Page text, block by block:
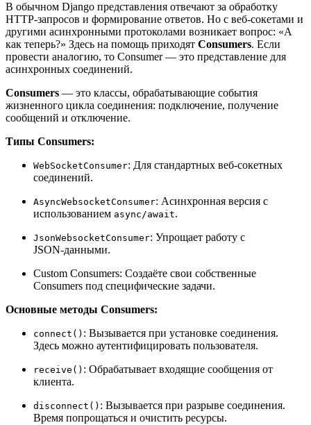
В обычном Django представления отвечают за обработку
HTTP-запросов и формирование ответов. Но с веб-сокетами и
другими асинхронными протоколами возникает вопрос: «А
как теперь?» Здесь на помощь приходят Consumers. Если
провести аналогию, то Consumer — это представление для
асинхронных соединений.
Consumers — это классы, обрабатывающие события
жизненного цикла соединения: подключение, получение
сообщений и отключение.
Типы Consumers:
WebSocketConsumer: Для стандартных веб-сокетных
соединений.
AsyncWebsocketConsumer: Асинхронная версия с
использованием async/await.
JsonWebsocketConsumer: Упрощает работу с
JSON‑данными.
Custom Consumers: Создаёте свои собственные
Consumers под специфические задачи.
Основные методы Consumers:
connect() : Вызывается при установке соединения.
Здесь можно аутентифицировать пользователя.
receive() : Обрабатывает входящие сообщения от
клиента.
disconnect() : Вызывается при разрыве соединения.
Время попрощаться и очистить ресурсы.